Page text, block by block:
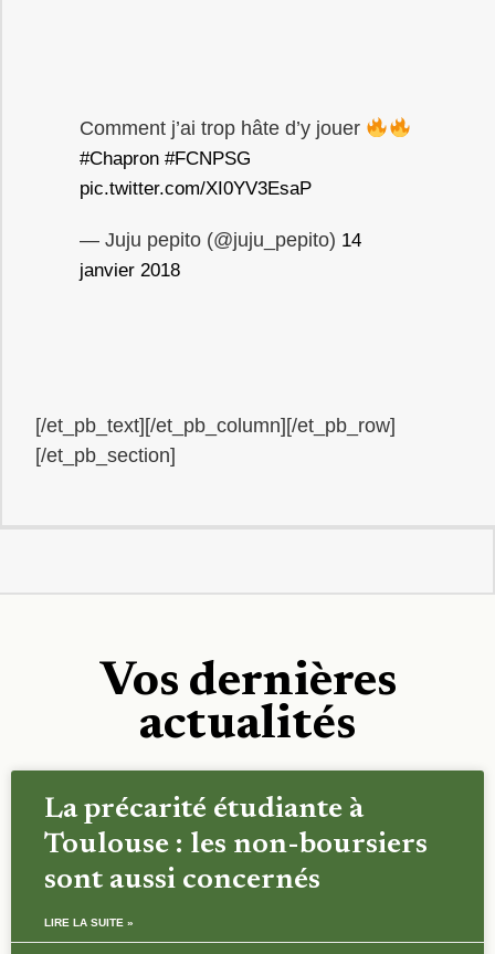
Comment j’ai trop hâte d’y jouer
#Chapron #FCNPSG
pic.twitter.com/XI0YV3EsaP
— Juju pepito (@juju_pepito) 14
janvier 2018
[/et_pb_text][/et_pb_column][/et_pb_row]
[/et_pb_section]
Vos dernières
actualités
La précarité étudiante à
Toulouse : les non-boursiers
sont aussi concernés
LIRE LA SUITE »